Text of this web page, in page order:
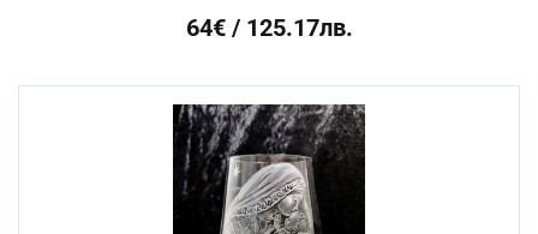
64€ / 125.17лв.